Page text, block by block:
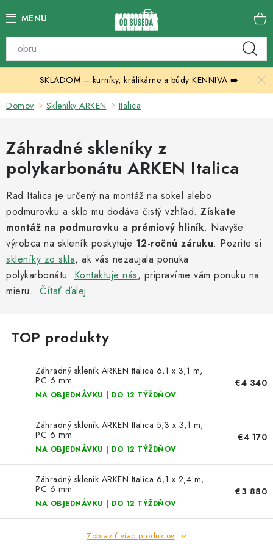
na
Katalóg produktov
Skleníky
Chovateľské potreby
Prístrešky
Vonkajšia dlažba
Kontakty
Kachle
SKLADOM – kurníky, králikárne a búdy KENNIVA ➡️
Domov Skleníky ARKEN Italica
Záhradné skleníky z
polykarbonátu ARKEN Italica
Rad Italica je určený na montáž na sokel alebo
podmurovku a sklo mu dodáva čistý vzhľad. Získate
montáž na podmurovku a prémiový hliník. Navyše
výrobca na skleník poskytuje 12-ročnú záruku. Pozrite si
skleníky zo skla, ak vás nezaujala ponuka
polykarbonátu. Kontaktuje nás, pripravíme vám ponuku na
mieru. Čítať ďalej
Záhradný skleník ARKEN Italica 6,1 x 3,1 m,
PC 6 mm
NA OBJEDNÁVKU | DO 12 TÝŽDŇOV
€4 340
Záhradný skleník ARKEN Italica 5,3 x 3,1 m,
PC 6 mm
NA OBJEDNÁVKU | DO 12 TÝŽDŇOV
€4 170
Záhradný skleník ARKEN Italica 6,1 x 2,4 m,
PC 6 mm
NA OBJEDNÁVKU | DO 12 TÝŽDŇOV
€3 880
Zobraziť viac produktov